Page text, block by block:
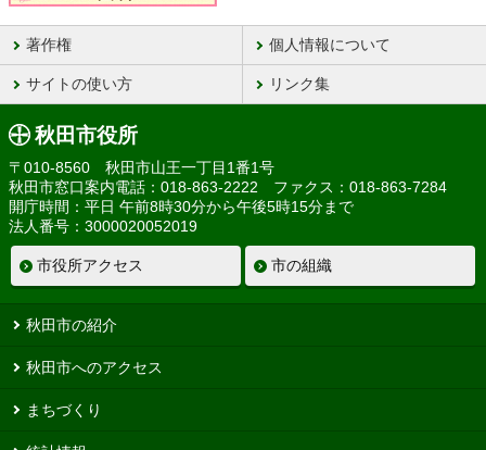
著作権 個人情報について
サイトの使い方 リンク集
秋田市役所
〒010-8560 秋田市山王一丁目1番1号
秋田市窓口案内電話：018-863-2222 ファクス：018-863-7284
開庁時間：平日 午前8時30分から午後5時15分まで
法人番号：3000020052019
市役所アクセス 市の組織
秋田市の紹介
秋田市へのアクセス
まちづくり